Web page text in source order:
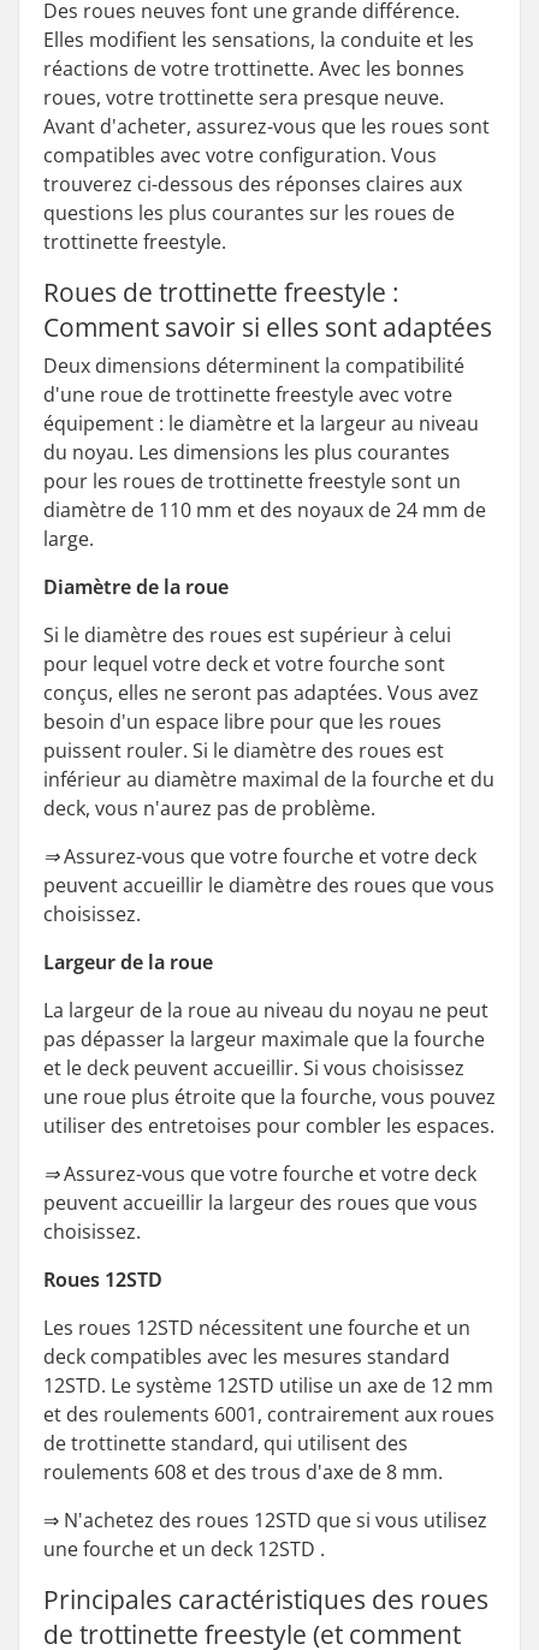
Des roues neuves font une grande différence.
Elles modifient les sensations, la conduite et les
réactions de votre trottinette. Avec les bonnes
roues, votre trottinette sera presque neuve.
Avant d'acheter, assurez-vous que les roues sont
compatibles avec votre configuration. Vous
trouverez ci-dessous des réponses claires aux
questions les plus courantes sur les roues de
trottinette freestyle.
Roues de trottinette freestyle :
Comment savoir si elles sont adaptées
Deux dimensions déterminent la compatibilité
d'une roue de trottinette freestyle avec votre
équipement : le diamètre et la largeur au niveau
du noyau. Les dimensions les plus courantes
pour les roues de trottinette freestyle sont un
diamètre de 110 mm et des noyaux de 24 mm de
large.
Diamètre de la roue
Si le diamètre des roues est supérieur à celui
pour lequel votre deck et votre fourche sont
conçus, elles ne seront pas adaptées. Vous avez
besoin d'un espace libre pour que les roues
puissent rouler. Si le diamètre des roues est
inférieur au diamètre maximal de la fourche et du
deck, vous n'aurez pas de problème.
⇒ Assurez-vous que votre fourche et votre deck
peuvent accueillir le diamètre des roues que vous
choisissez.
Largeur de la roue
La largeur de la roue au niveau du noyau ne peut
pas dépasser la largeur maximale que la fourche
et le deck peuvent accueillir. Si vous choisissez
une roue plus étroite que la fourche, vous pouvez
utiliser des entretoises pour combler les espaces.
⇒ Assurez-vous que votre fourche et votre deck
peuvent accueillir la largeur des roues que vous
choisissez.
Roues 12STD
Les roues 12STD nécessitent une fourche et un
deck compatibles avec les mesures standard
12STD. Le système 12STD utilise un axe de 12 mm
et des roulements 6001, contrairement aux roues
de trottinette standard, qui utilisent des
roulements 608 et des trous d'axe de 8 mm.
⇒ N'achetez des roues 12STD que si vous utilisez
une fourche et un deck 12STD .
Principales caractéristiques des roues
de trottinette freestyle (et comment